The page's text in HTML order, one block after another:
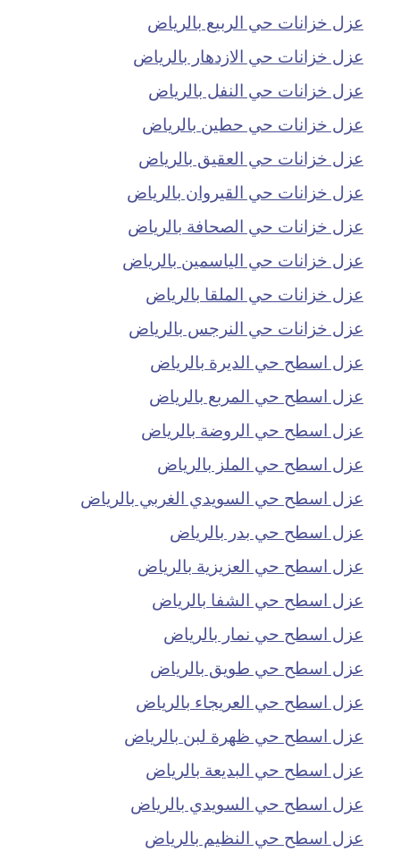
عزل خزانات حي الربيع بالرياض
عزل خزانات حي الازدهار بالرياض
عزل خزانات حي النفل بالرياض
عزل خزانات حي حطين بالرياض
عزل خزانات حي العقيق بالرياض
عزل خزانات حي القيروان بالرياض
عزل خزانات حي الصحافة بالرياض
عزل خزانات حي الياسمين بالرياض
عزل خزانات حي الملقا بالرياض
عزل خزانات حي النرجس بالرياض
عزل اسطح حي الديرة بالرياض
عزل اسطح حي المربع بالرياض
عزل اسطح حي الروضة بالرياض
عزل اسطح حي الملز بالرياض
عزل اسطح حي السويدي الغربي بالرياض
عزل اسطح حي بدر بالرياض
عزل اسطح حي العزيزية بالرياض
عزل اسطح حي الشفا بالرياض
عزل اسطح حي نمار بالرياض
عزل اسطح حي طويق بالرياض
عزل اسطح حي العريجاء بالرياض
عزل اسطح حي ظهرة لبن بالرياض
عزل اسطح حي البديعة بالرياض
عزل اسطح حي السويدي بالرياض
عزل اسطح حي النظيم بالرياض